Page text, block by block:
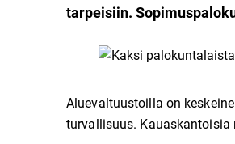
tarpeisiin.
Aluevaltuustoilla on
turvallisuus.